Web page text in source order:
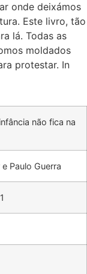
onde deixámos
Este livro, tão
lá. Todas as
moldados
protestar. In
não fica na
Paulo Guerra